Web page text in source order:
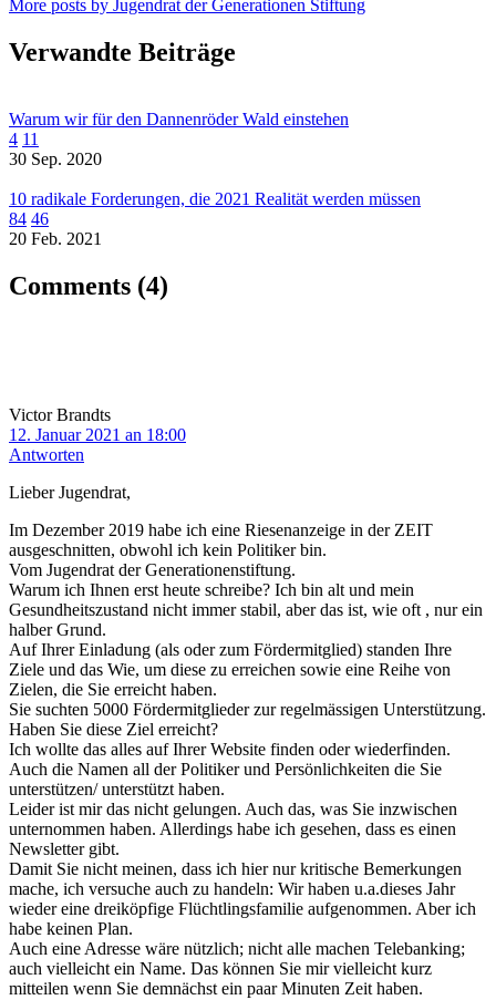
More posts by Jugendrat der Generationen Stiftung
Verwandte Beiträge
Warum wir für den Dannenröder Wald einstehen
4 11
30 Sep. 2020
10 radikale Forderungen, die 2021 Realität werden müssen
84 46
20 Feb. 2021
Comments (4)
Victor Brandts
12. Januar 2021 an 18:00
Antworten
Lieber Jugendrat,
Im Dezember 2019 habe ich eine Riesenanzeige in der ZEIT
ausgeschnitten, obwohl ich kein Politiker bin.
Vom Jugendrat der Generationenstiftung.
Warum ich Ihnen erst heute schreibe? Ich bin alt und mein
Gesundheitszustand nicht immer stabil, aber das ist, wie oft , nur ein
halber Grund.
Auf Ihrer Einladung (als oder zum Fördermitglied) standen Ihre
Ziele und das Wie, um diese zu erreichen sowie eine Reihe von
Zielen, die Sie erreicht haben.
Sie suchten 5000 Fördermitglieder zur regelmässigen Unterstützung.
Haben Sie diese Ziel erreicht?
Ich wollte das alles auf Ihrer Website finden oder wiederfinden.
Auch die Namen all der Politiker und Persönlichkeiten die Sie
unterstützen/ unterstützt haben.
Leider ist mir das nicht gelungen. Auch das, was Sie inzwischen
unternommen haben. Allerdings habe ich gesehen, dass es einen
Newsletter gibt.
Damit Sie nicht meinen, dass ich hier nur kritische Bemerkungen
mache, ich versuche auch zu handeln: Wir haben u.a.dieses Jahr
wieder eine dreiköpfige Flüchtlingsfamilie aufgenommen. Aber ich
habe keinen Plan.
Auch eine Adresse wäre nützlich; nicht alle machen Telebanking;
auch vielleicht ein Name. Das können Sie mir vielleicht kurz
mitteilen wenn Sie demnächst ein paar Minuten Zeit haben.